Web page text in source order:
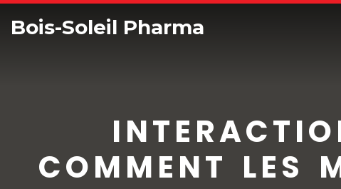
Bois-Soleil Pharma
COMMENT LES